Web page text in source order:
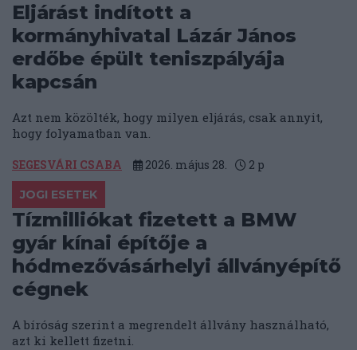
Eljárást indított a
kormányhivatal Lázár János
erdőbe épült teniszpályája
kapcsán
Azt nem közölték, hogy milyen eljárás, csak annyit,
hogy folyamatban van.
SEGESVÁRI CSABA 2026. május 28. 2 p
JOGI ESETEK
Tízmilliókat fizetett a BMW
gyár kínai építője a
hódmezővásárhelyi állványépítő
cégnek
A bíróság szerint a megrendelt állvány használható,
azt ki kellett fizetni.